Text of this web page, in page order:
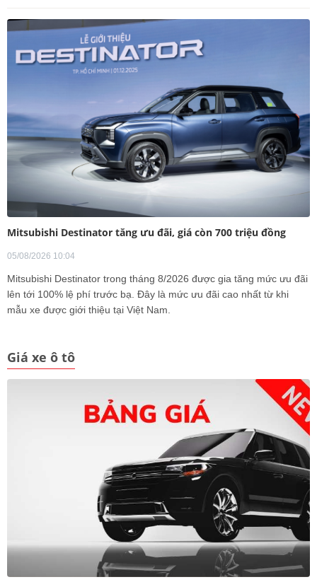
Mitsubishi Destinator tăng ưu đãi, giá còn 700 triệu đồng
05/08/2026 10:04
Mitsubishi Destinator trong tháng 8/2026 được gia tăng mức ưu đãi
lên tới 100% lệ phí trước bạ. Đây là mức ưu đãi cao nhất từ khi
mẫu xe được giới thiệu tại Việt Nam.
Giá xe ô tô